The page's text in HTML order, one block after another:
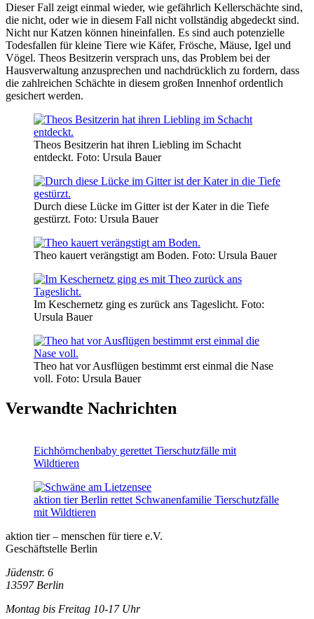
Dieser Fall zeigt einmal wieder, wie gefährlich Kellerschächte sind,
die nicht, oder wie in diesem Fall nicht vollständig abgedeckt sind.
Nicht nur Katzen können hineinfallen. Es sind auch potenzielle
Todesfallen für kleine Tiere wie Käfer, Frösche, Mäuse, Igel und
Vögel. Theos Besitzerin versprach uns, das Problem bei der
Hausverwaltung anzusprechen und nachdrücklich zu fordern, dass
die zahlreichen Schächte in diesem großen Innenhof ordentlich
gesichert werden.
Theos Besitzerin hat ihren Liebling im Schacht
entdeckt. Foto: Ursula Bauer
Durch diese Lücke im Gitter ist der Kater in die Tiefe
gestürzt. Foto: Ursula Bauer
Theo kauert verängstigt am Boden. Foto: Ursula Bauer
Im Keschernetz ging es zurück ans Tageslicht. Foto:
Ursula Bauer
Theo hat vor Ausflügen bestimmt erst einmal die Nase
voll. Foto: Ursula Bauer
Verwandte Nachrichten
Eichhörnchenbaby gerettet Tierschutzfälle mit
Wildtieren
aktion tier Berlin rettet Schwanenfamilie Tierschutzfälle
mit Wildtieren
aktion tier – menschen für tiere e.V.
Geschäftstelle Berlin
Jüdenstr. 6
13597 Berlin
Montag bis Freitag 10-17 Uhr